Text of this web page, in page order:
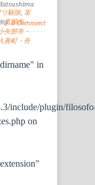
駆除, 富
黒部市・
矢部市・
善町・舟
0 Comment
in
include/plugin/
on